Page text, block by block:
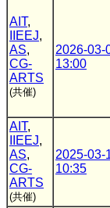
AIT,
IIEEJ,
AS,
CG-
ARTS
(共催)
2026-03-
13:00
AIT,
IIEEJ,
AS,
CG-
ARTS
(共催)
2025-03-
10:35